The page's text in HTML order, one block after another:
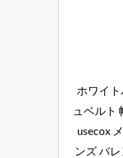
ホワイ
ュベルト
usecox
ンズ バ